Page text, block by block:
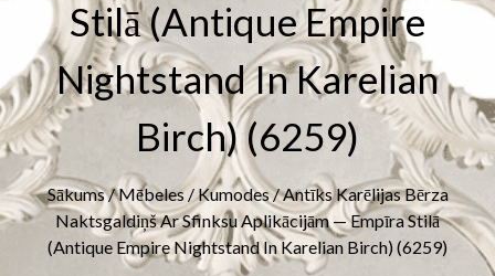
Stilā (Antique Empire
Nightstand In Karelian
Birch) (6259)
Sākums/Mēbeles/Kumodes/ Antīks Karēlijas Bērza
Naktsgaldiņš Ar Sfinksu Aplikācijām — Empīra Stilā
(Antique Empire Nightstand In Karelian Birch) (6259)